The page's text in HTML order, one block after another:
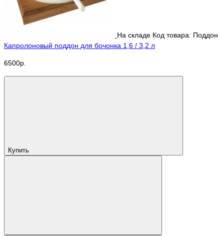
На складе Код товара: Поддон
Капролоновый поддон для бочонка 1,6 / 3,2 л
6500р.
Купить